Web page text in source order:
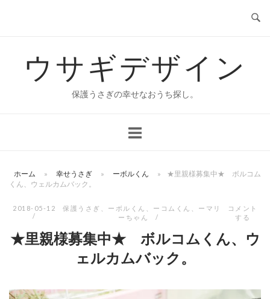
ウサギデザイン
保護うさぎの幸せなおうち探し。
ホーム » 幸せうさぎ » ーボルくん »
★里親様募集中★ ボルコム
くん、ウェルカムバック。
2018-05-12 保護うさぎ ーボルくん ーコムくん
ーマリ
ーちゃん
コメント
する
★里親様募集中★ ボルコムくん、ウ
ェルカムバック。